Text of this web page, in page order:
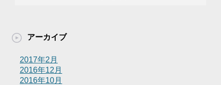
アーカイブ
2017年2月
2016年12月
2016年10月